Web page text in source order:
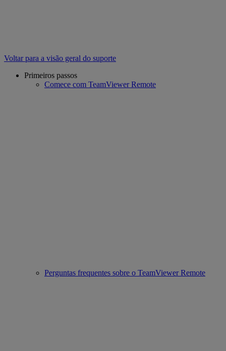
Voltar para a visão geral do suporte
Primeiros passos
Comece com TeamViewer Remote
Perguntas frequentes sobre o TeamViewer Remote